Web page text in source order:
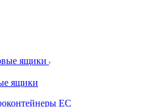
ящики
ящики
ЕС